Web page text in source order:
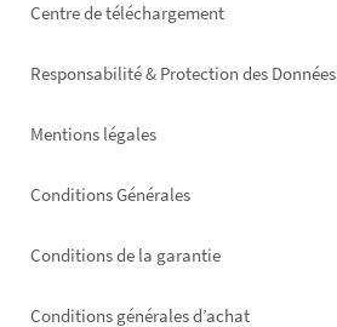
Footer
Centre de téléchargement
Responsabilité & Protection des Données
Mentions légales
Conditions Générales
Conditions de la garantie
Conditions générales d’achat